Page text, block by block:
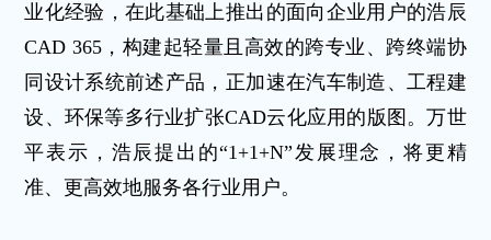
业化经验，在此基础上推出的面向企业用户的浩辰
CAD 365，构建起轻量且高效的跨专业、跨终端协
同设计系统前述产品，正加速在汽车制造、工程建
设、环保等多行业扩张CAD云化应用的版图。万世
平表示，浩辰提出的“1+1+N”发展理念，将更精
准、更高效地服务各行业用户。